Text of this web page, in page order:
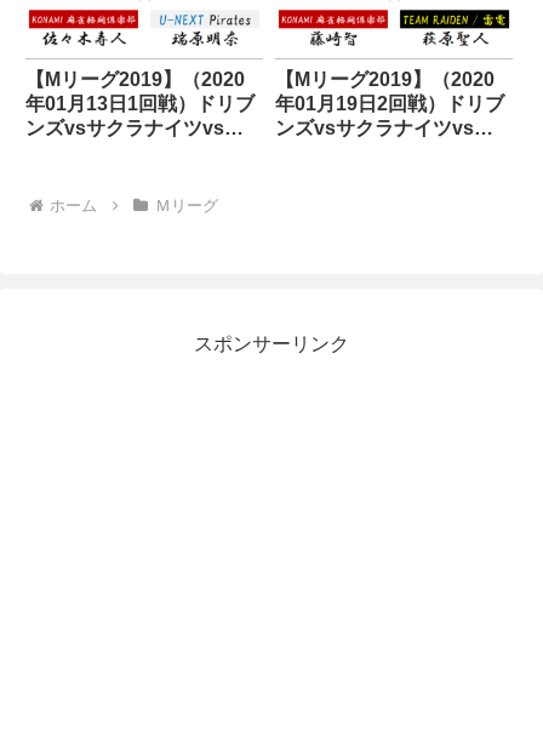
【Mリーグ2019】（2020
年01月13日1回戦）ドリブ
ンズvsサクラナイツvs麻
【Mリーグ2019】（2020
年01月19日2回戦）ドリブ
ンズvsサクラナイツvs麻
ホーム Ｍリーグ
スポンサーリンク